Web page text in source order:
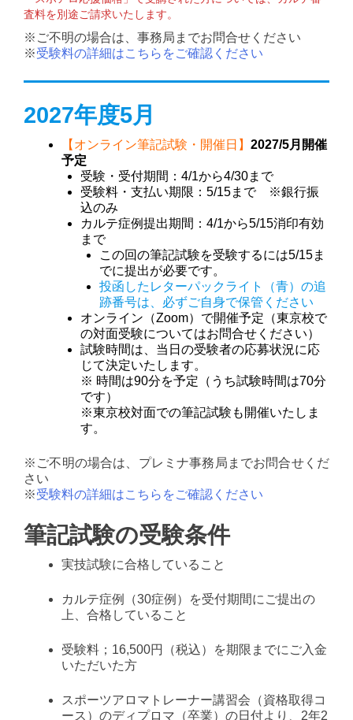
査料を別途ご請求いたします。
※ご不明の場合は、事務局までお問合せください
※受験料の詳細はこちらをご確認ください
2027年度5月
【オンライン筆記試験・開催日】 2027/5月開催
予定
受験・受付期間：4/1から4/30まで
受験料・支払い期限：5/15まで ※銀行振
込のみ
カルテ症例提出期間：4/1から5/15消印有効
まで
この回の筆記試験を受験するには5/15ま
でに提出が必要です。
投函したレターパックライト（青）の追
跡番号は、必ずご自身で保管ください
オンライン（Zoom）で開催予定（東京校で
の対面受験についてはお問合せください）
試験時間は、当日の受験者の応募状況に応
じて決定いたします。
※ 時間は90分を予定（うち試験時間は70分
です）
※東京校対面での筆記試験も開催いたしま
す。
※ご不明の場合は、プレミナ事務局までお問合せくだ
さい
※受験料の詳細はこちらをご確認ください
筆記試験の受験条件
実技試験に合格していること
カルテ症例（30症例）を受付期間にご提出の
上、合格していること
受験料；16,500円（税込）を期限までにご入金
いただいた方
スポーツアロマトレーナー講習会（資格取得コ
ース）のディプロマ（卒業）の日付より、2年2